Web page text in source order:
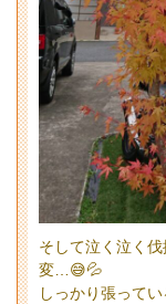
そして泣く泣く
変…😅💦
しっかり張って